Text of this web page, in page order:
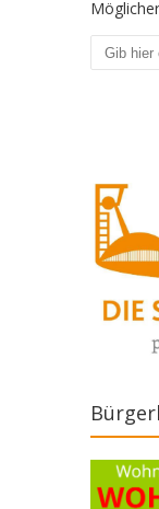
Suchen